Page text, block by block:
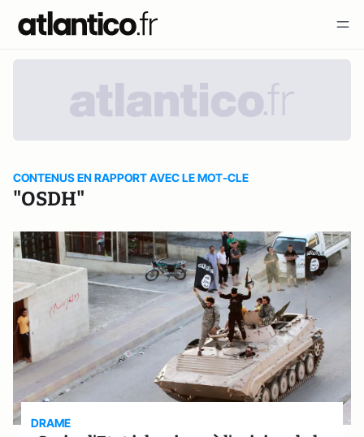
CONTENUS EN RAPPORT AVEC LE MOT-CLE
"OSDH"
DRAME